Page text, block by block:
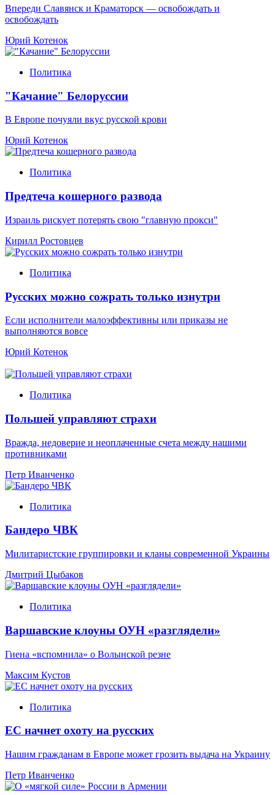
Впереди Славянск и Краматорск — освобождать и
освобождать
Юрий Котенок
Политика
"Качание" Белоруссии
В Европе почуяли вкус русской крови
Юрий Котенок
Политика
Предтеча кошерного развода
Израиль рискует потерять свою "главную прокси"
Кирилл Ростовцев
Политика
Русских можно сожрать только изнутри
Если исполнители малоэффективны или приказы не
выполняются вовсе
Юрий Котенок
Политика
Польшей управляют страхи
Вражда, недоверие и неоплаченные счета между нашими
противниками
Петр Иванченко
Политика
Бандеро ЧВК
Милитаристские группировки и кланы современной Украины
Дмитрий Цыбаков
Политика
Варшавские клоуны ОУН «разглядели»
Гиена «вспомнила» о Волынской резне
Максим Кустов
Политика
ЕС начнет охоту на русских
Нашим гражданам в Европе может грозить выдача на Украину
Петр Иванченко